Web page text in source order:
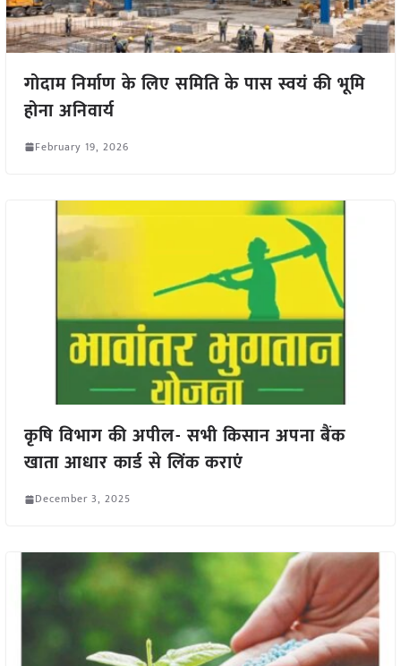
गोदाम निर्माण के लिए समिति के पास स्वयं की भूमि
होना अनिवार्य
February 19, 2026
कृषि विभाग की अपील- सभी किसान अपना बैंक
खाता आधार कार्ड से लिंक कराएं
December 3, 2025